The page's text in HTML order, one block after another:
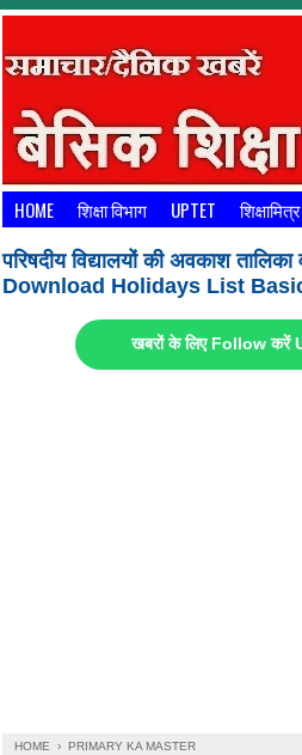
HOME शिक्षा विभाग UPTET
परिषदीय विद्यालयों की अवकाश
Download Holidays List
खबरों के लिए Follow
HOME › PRIMARY KA MASTER